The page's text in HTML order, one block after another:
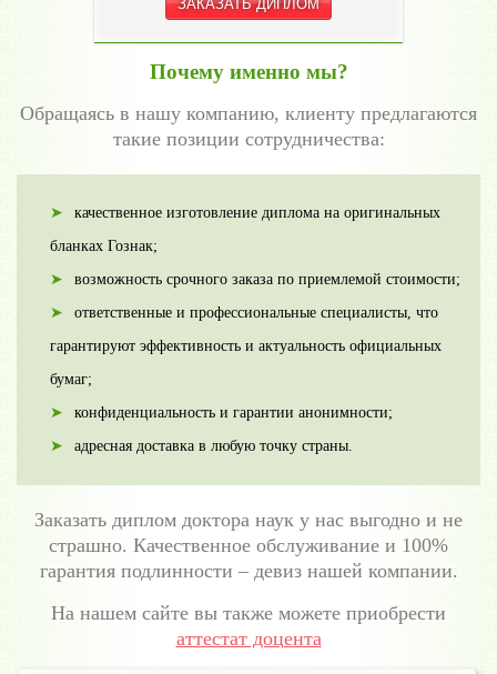
Почему именно мы?
Обращаясь в нашу компанию, клиенту предлагаются
такие позиции сотрудничества:
качественное изготовление диплома на оригинальных
бланках Гознак;
возможность срочного заказа по приемлемой стоимости;
ответственные и профессиональные специалисты, что
гарантируют эффективность и актуальность официальных
бумаг;
конфиденциальность и гарантии анонимности;
адресная доставка в любую точку страны.
Заказать диплом доктора наук у нас выгодно и не
страшно. Качественное обслуживание и 100%
гарантия подлинности – девиз нашей компании.
На нашем сайте вы также можете приобрести
аттестат доцента